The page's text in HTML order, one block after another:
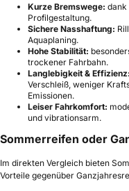
Kurze Bremswege: dank
Profilgestaltung.
Sichere Nasshaftung:
Aquaplaning.
Hohe Stabilität:
trockener Fahrbahn.
Langlebigkeit & Effizienz:
Verschleiß, weniger
Emissionen.
Leiser Fahrkomfort:
und vibrationsarm.
Sommerreifen oder
Im direkten Vergleich bieten
Vorteile gegenüber